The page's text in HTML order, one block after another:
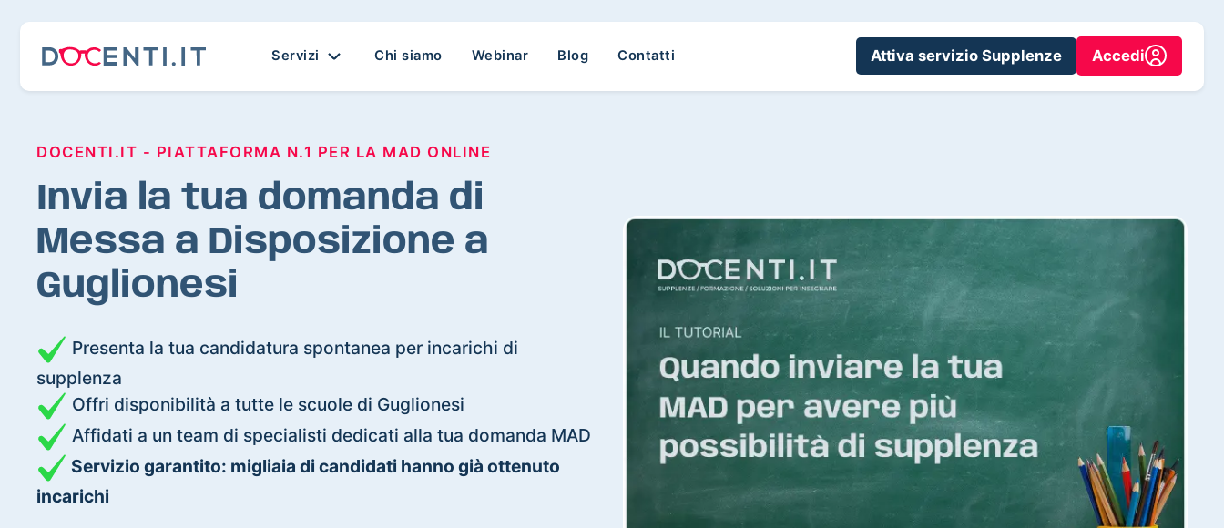
Servizi Chi siamo Webinar Blog Contatti Attiva servizio Supplenze Accedi
DOCENTI.IT - PIATTAFORMA N.1 PER LA MAD ONLINE
Invia la tua domanda di
Messa a Disposizione a
Guglionesi
Presenta la tua candidatura spontanea per incarichi di
supplenza
Offri disponibilità a tutte le scuole di Guglionesi
Affidati a un team di specialisti dedicati alla tua domanda MAD
Servizio garantito: migliaia di candidati hanno già ottenuto
incarichi